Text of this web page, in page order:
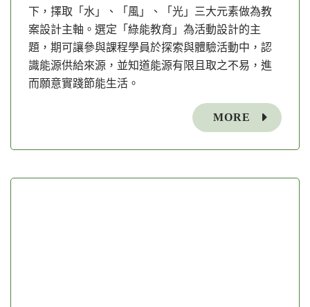
下，擇取「水」、「風」、「光」三大元素做為教
案設計主軸。選定「綠能教育」為活動設計的主
題，期可讓參與課程學員於探索與體驗活動中，認
識能源供給來源，並知道能源有限且取之不易，進
而願意實踐節能生活。
MORE